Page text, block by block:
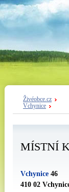
Živéobce.cz
Vchynice
MÍSTNÍ
Vchynice 46
410 02